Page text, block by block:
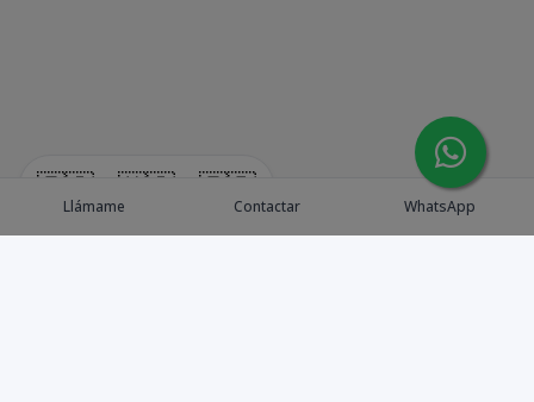
🇪🇸 🇺🇸 🇫🇷
Llámame Contactar WhatsApp